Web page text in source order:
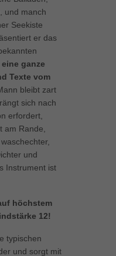
und manch
Seekiste
er das
eine ganze
Texte vom
bleibt zart
sich nach
erfordert,
am Rande,
und
Instrument ist
höchstem
12!
typischen
und sorgt mit
geben oder sich
und so nur bestimmte
Funktionen und sind für
anzeigen
tun dies, indem sie